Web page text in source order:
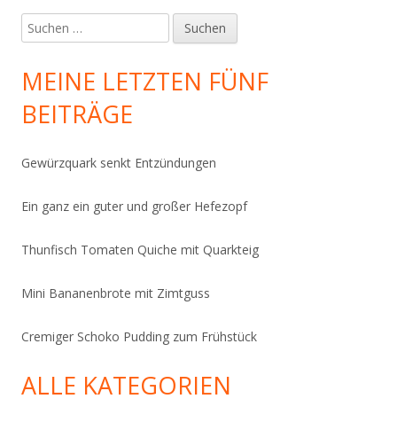
Suchen
nach:
MEINE LETZTEN FÜNF
BEITRÄGE
Gewürzquark senkt Entzündungen
Ein ganz ein guter und großer Hefezopf
Thunfisch Tomaten Quiche mit Quarkteig
Mini Bananenbrote mit Zimtguss
Cremiger Schoko Pudding zum Frühstück
ALLE KATEGORIEN